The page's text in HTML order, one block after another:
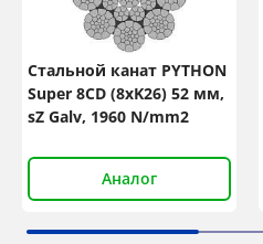
Стальной канат PYTHON
Super 8CD (8xK26) 52 мм,
sZ Galv, 1960 N/mm2
Аналог